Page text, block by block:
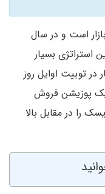
است و در سال
استراتژی بسیار
توییت اوایل روز
یک پوزیشن فروش
را در مقابل بالا